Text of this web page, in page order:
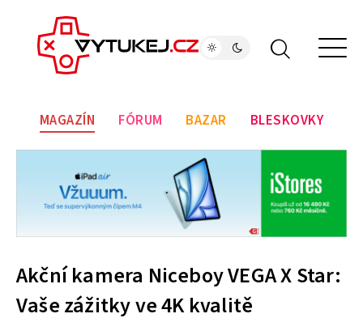
MAGAZÍN FÓRUM BAZAR BLESKOVKY
Akční kamera Niceboy VEGA X Star:
Vaše zážitky ve 4K kvalitě